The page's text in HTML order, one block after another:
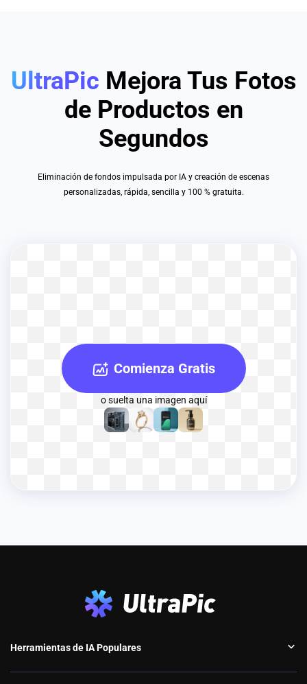
UltraPic Mejora Tus Fotos
de Productos en
Segundos
Eliminación de fondos impulsada por IA y creación de escenas
personalizadas, rápida, sencilla y 100 % gratuita.
Comienza Gratis
o suelta una imagen aquí
Herramientas de IA Populares